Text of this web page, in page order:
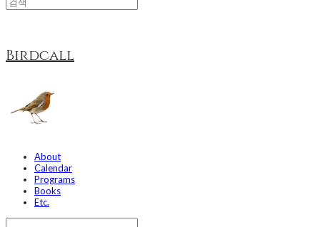
Birdcall
About
Calendar
Programs
Books
Etc.